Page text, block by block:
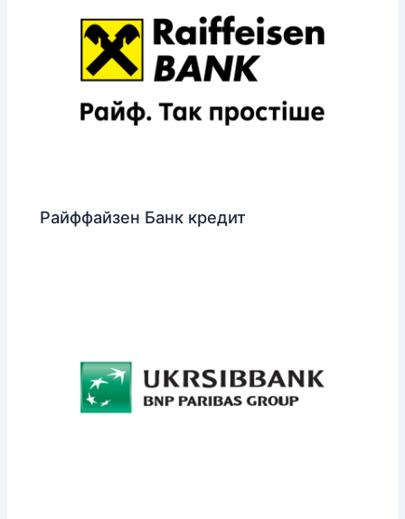
Райффайзен Банк кредит